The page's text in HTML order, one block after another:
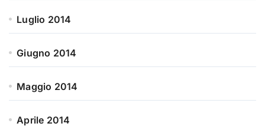
Luglio 2014
Giugno 2014
Maggio 2014
Aprile 2014